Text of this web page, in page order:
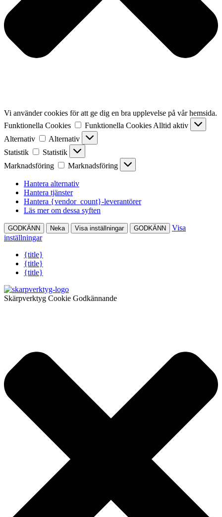
Vi använder cookies för att ge dig en bra upplevelse på vår hemsida.
Funktionella Cookies
Funktionella Cookies Alltid aktiv
Alternativ
Alternativ
Statistik
Statistik
Marknadsföring
Marknadsföring
Hantera alternativ
Hantera tjänster
Hantera {vendor_count}-leverantörer
Läs mer om dessa syften
GODKÄNN Neka Visa inställningar GODKÄNN
Visa
inställningar
{title}
{title}
{title}
Skärpverktyg Cookie Godkännande